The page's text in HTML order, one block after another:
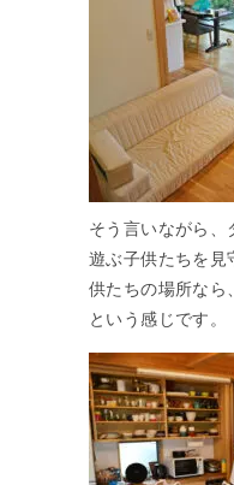
そう言いながら、
遊ぶ子供たちを見
供たちの場所なら
という感じです。